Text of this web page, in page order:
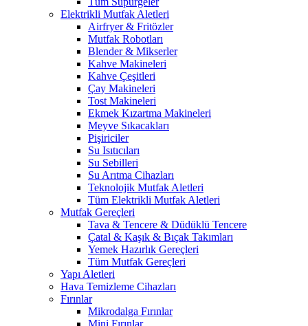
Elektrikli Mutfak Aletleri
Airfryer & Fritözler
Mutfak Robotları
Blender & Mikserler
Kahve Makineleri
Kahve Çeşitleri
Çay Makineleri
Tost Makineleri
Ekmek Kızartma Makineleri
Meyve Sıkacakları
Pişiriciler
Su Isıtıcıları
Su Sebilleri
Su Arıtma Cihazları
Teknolojik Mutfak Aletleri
Tüm Elektrikli Mutfak Aletleri
Mutfak Gereçleri
Tava & Tencere & Düdüklü Tencere
Çatal & Kaşık & Bıçak Takımları
Yemek Hazırlık Gereçleri
Tüm Mutfak Gereçleri
Yapı Aletleri
Hava Temizleme Cihazları
Fırınlar
Mikrodalga Fırınlar
Mini Fırınlar